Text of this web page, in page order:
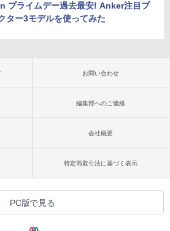
プライムデー過去最安! Anker注目プ
ター3モデルを使ってみた
お問い合わせ
編集部へのご連絡
会社概要
特定商取引法に基づく表示
PC版で見る